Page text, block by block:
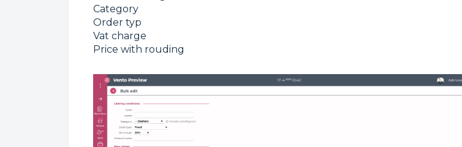
Category
Order typ
Vat charge
Price with rouding